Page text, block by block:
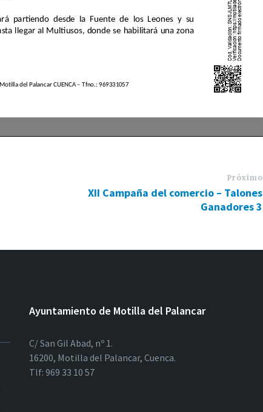
Próximo
XII Campaña del comercio – Talones
Ganadores 3
Ayuntamiento de Motilla del Palancar
C/ San Gil Abad, nº 1.
16200, Motilla del Palancar, Cuenca.
Tlf: 969 33 10 57